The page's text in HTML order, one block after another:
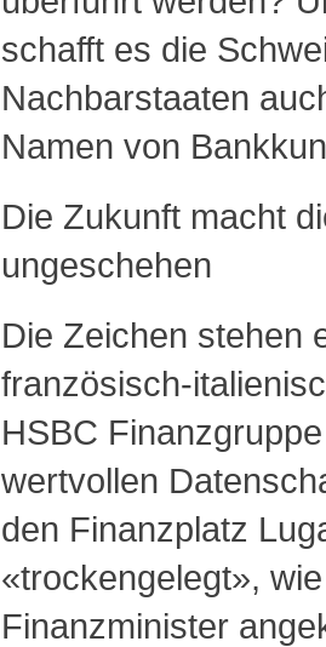
schafft es die
Nachbarstaaten
Namen von
Die Zukunft macht
ungeschehen
Die Zeichen stehen
französisch-
HSBC
wertvollen
den Finanzplatz
«trockengelegt»,
Finanzminister